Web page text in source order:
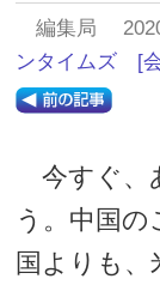
編集局
ンタイムズ
[
今すぐ、
う。中国
国よりも、